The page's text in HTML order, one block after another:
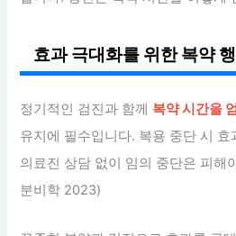
효과 극대화를 위한 복약
정기적인 검진과 함께 복약 시간을
유지에 필수입니다. 복용 중단 시
의료진 상담 없이 임의 중단은 피해
분비학 2023)